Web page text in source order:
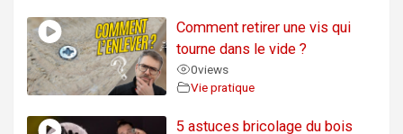
Comment retirer une vis qui
tourne dans le vide ?
0views
Vie pratique
5 astuces bricolage du bois